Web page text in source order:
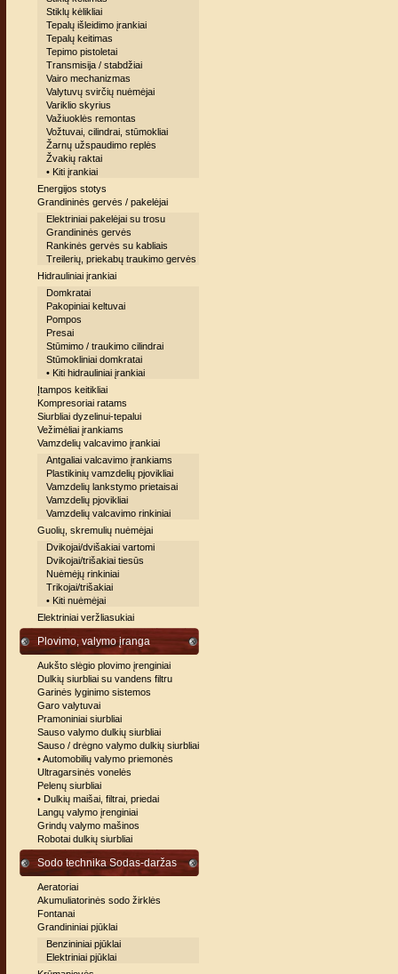
Stiklų kėlikliai
Tepalų išleidimo įrankiai
Tepalų keitimas
Tepimo pistoletai
Transmisija / stabdžiai
Vairo mechanizmas
Valytuvų svirčių nuėmėjai
Variklio skyrius
Važiuoklės remontas
Vožtuvai, cilindrai, stūmokliai
Žarnų užspaudimo replės
Žvakių raktai
• Kiti įrankiai
Energijos stotys
Grandininės gervės / pakelėjai
Elektriniai pakelėjai su trosu
Grandininės gervės
Rankinės gervės su kabliais
Treilerių, priekabų traukimo gervės
Hidrauliniai įrankiai
Domkratai
Pakopiniai keltuvai
Pompos
Presai
Stūmimo / traukimo cilindrai
Stūmokliniai domkratai
• Kiti hidrauliniai įrankiai
Įtampos keitikliai
Kompresoriai ratams
Siurbliai dyzelinui-tepalui
Vežimėliai įrankiams
Vamzdelių valcavimo įrankiai
Antgaliai valcavimo įrankiams
Plastikinių vamzdelių pjovikliai
Vamzdelių lankstymo prietaisai
Vamzdelių pjovikliai
Vamzdelių valcavimo rinkiniai
Guolių, skremulių nuėmėjai
Dvikojai/dvišakiai vartomi
Dvikojai/trišakiai tiesūs
Nuėmėjų rinkiniai
Trikojai/trišakiai
• Kiti nuėmėjai
Elektriniai veržliasukiai
Plovimo, valymo įranga
Aukšto slėgio plovimo įrenginiai
Dulkių siurbliai su vandens filtru
Garinės lyginimo sistemos
Garo valytuvai
Pramoniniai siurbliai
Sauso valymo dulkių siurbliai
Sauso / drėgno valymo dulkių siurbliai
• Automobilių valymo priemonės
Ultragarsinės vonelės
Pelenų siurbliai
• Dulkių maišai, filtrai, priedai
Langų valymo įrenginiai
Grindų valymo mašinos
Robotai dulkių siurbliai
Sodo technika Sodas-daržas
Aeratoriai
Akumuliatorinės sodo žirklės
Fontanai
Grandininiai pjūklai
Benzininiai pjūklai
Elektriniai pjūklai